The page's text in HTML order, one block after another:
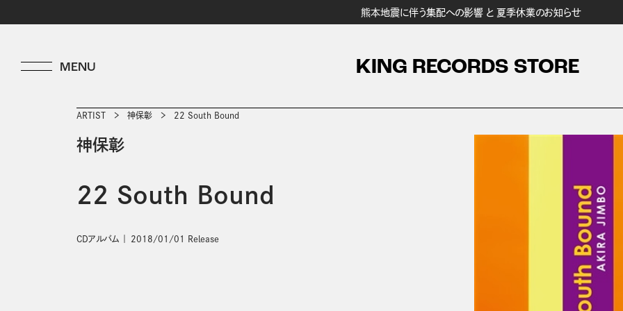
熊本地震に伴う集配への影響 と 夏季休業のお知らせ
KING RECORDS STORE
ARTIST 神保彰 22 South Bound
神保彰
22 South Bound
CDアルバム 2018/01/01 Release